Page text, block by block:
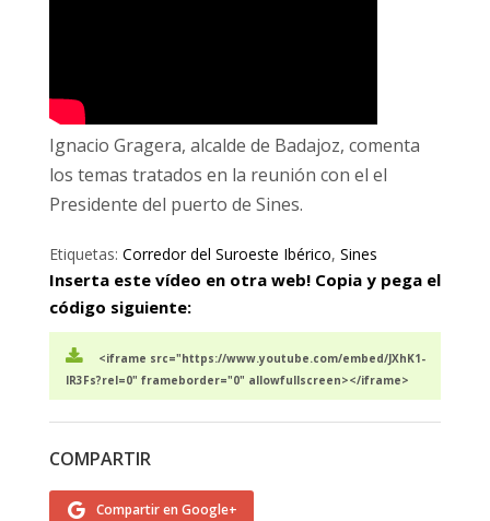
Ignacio Gragera, alcalde de Badajoz, comenta
los temas tratados en la reunión con el el
Presidente del puerto de Sines.
Etiquetas: Corredor del Suroeste Ibérico, Sines
Inserta este vídeo en otra web! Copia y pega el
código siguiente:
<iframe src="https://www.youtube.com/embed/JXhK1-
lR3Fs?rel=0" frameborder="0" allowfullscreen></iframe>
COMPARTIR
Compartir en Google+